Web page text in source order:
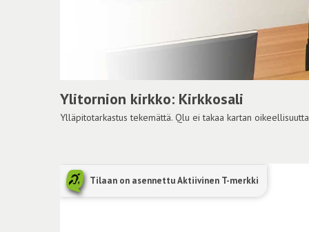
Ylitornion kirkko: Kirkkosali
Ylläpitotarkastus tekemättä. Qlu ei takaa kartan
Tilaan on asennettu Aktiivinen T-merkki